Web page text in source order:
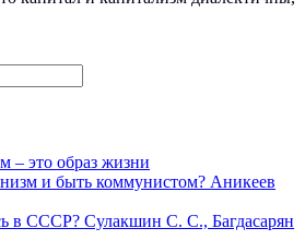
– это образ жизни
и быть коммунистом? Аникеев
в СССР? Сулакшин С. С., Багдасарян